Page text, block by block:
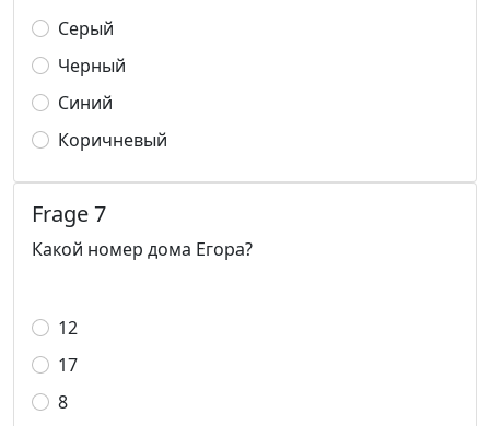
Серый
Черный
Синий
Коричневый
Frage 7
Какой номер дома Егора?
12
17
8